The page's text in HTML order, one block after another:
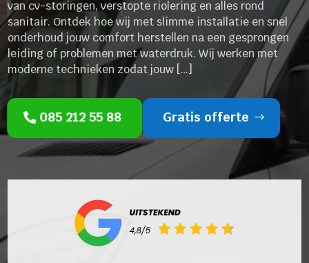
van cv-storingen, verstopte riolering en alles rond
sanitair. Ontdek hoe wij met slimme installatie en snel
onderhoud jouw comfort herstellen na een gesprongen
leiding of problemen met waterdruk. Wij werken met
moderne technieken zodat jouw […]
085 212 55 88 Gratis offerte